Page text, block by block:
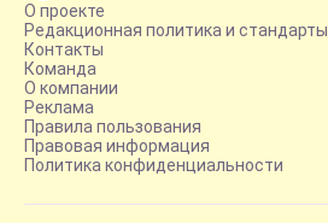
О проекте
Редакционная политика и стандарты
Контакты
Команда
О компании
Реклама
Правила пользования
Правовая информация
Политика конфиденциальности